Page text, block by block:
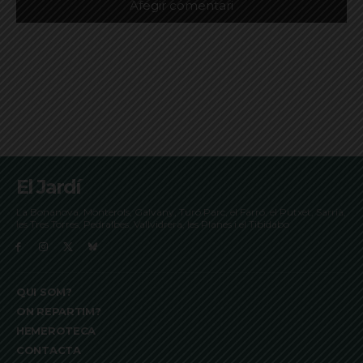
El Jardí
La Bonanova, Monterols, Galvany, Turó Parc, el Farró, el Putxet, Sarrià,
les Tres Torres, Pedralbes, Vallvidrera, les Planes i el Tibidabo
QUI SOM?
ON REPARTIM?
HEMEROTECA
CONTACTA